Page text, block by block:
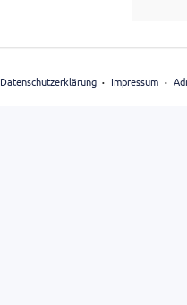
Datenschutzerklärung Impressum